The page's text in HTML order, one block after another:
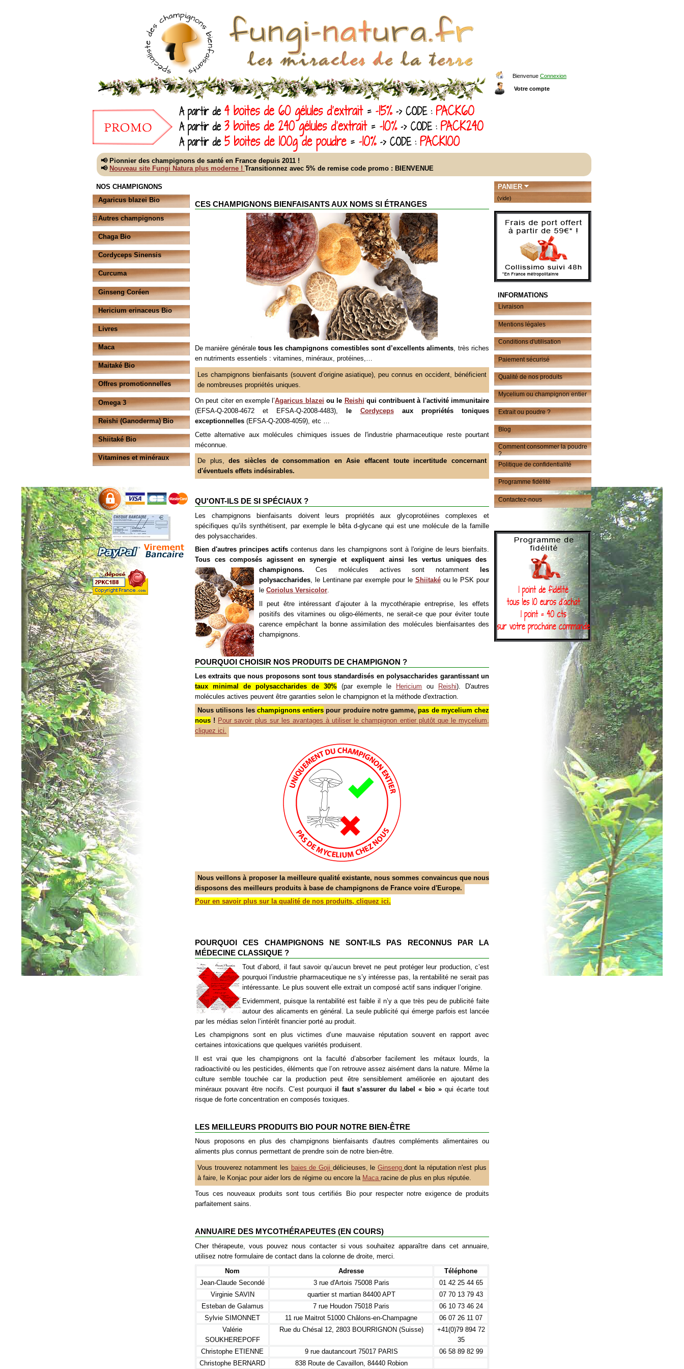
Bienvenue Connexion
Votre compte
📢 Pionnier des champignons de santé en France depuis 2011 !
📢 Nouveau site Fungi Natura plus moderne ! Transitionnez avec 5% de remise code promo : BIENVENUE
NOS CHAMPIGNONS
Agaricus blazei Bio
Autres champignons
Chaga Bio
Cordyceps Sinensis
Curcuma
Ginseng Coréen
Hericium erinaceus Bio
Livres
Maca
Maitaké Bio
Offres promotionnelles
Omega 3
Reishi (Ganoderma) Bio
Shiitaké Bio
Vitamines et minéraux
CES CHAMPIGNONS BIENFAISANTS AUX NOMS SI ÉTRANGES
De manière générale tous les champignons comestibles sont d’excellents aliments, très riches
en nutriments essentiels : vitamines, minéraux, protéines,…
Les champignons bienfaisants (souvent d’origine asiatique), peu connus en occident, bénéficient
de nombreuses propriétés uniques.
On peut citer en exemple l’Agaricus blazei ou le Reishi qui contribuent à l'activité immunitaire
(EFSA-Q-2008-4672 et EFSA-Q-2008-4483),
le Cordycepsaux propriétés toniques
exceptionnelles (EFSA-Q-2008-4059), etc …
Cette alternative aux molécules chimiques issues de l'industrie pharmaceutique reste pourtant
méconnue.
De plus,des siècles de consommation en Asie effacent toute incertitude concernant
d'éventuels effets indésirables.
QU'ONT-ILS DE SI SPÉCIAUX ?
Les champignons bienfaisants doivent leurs propriétés aux glycoprotéines complexes et
spécifiques qu’ils synthétisent, par exemple le bêta d-glycane qui est une molécule de la famille
des polysaccharides.
Bien d'autres principes actifs contenus dans les champignons sont à l'origine de leurs bienfaits.
Tous ces composés agissent en synergie et expliquent ainsi les vertus uniques des
champignons.
Ces molécules actives sont notamment
les
polysaccharides, le Lentinane par exemple pour le Shiitakéou le PSK pour
le Coriolus Versicolor.
Il peut être intéressant d’ajouter à la mycothérapie entreprise, les effets
positifs des vitamines ou oligo-éléments, ne serait-ce que pour éviter toute
carence empêchant la bonne assimilation des molécules bienfaisantes des
champignons.
POURQUOI CHOISIR NOS PRODUITS DE CHAMPIGNON ?
Les extraits que nous proposons sont tous standardisés en polysaccharides garantissant un
taux minimal de polysaccharides de 30%(par exemple le Hericium ou Reishi). D'autres
molécules actives peuvent être garanties selon le champignon et la méthode d'extraction.
Nous utilisons les champignons entiers pour produire notre gamme,pas de mycelium chez
nous ! Pour savoir plus sur les avantages à utiliser le champignon entier plutôt que le mycelium,
cliquez ici.
Nous veillons à proposer la meilleure qualité existante, nous sommes convaincus que nous
disposons des meilleurs produits à base de champignons de France voire d'Europe.
Pour en savoir plus sur la qualité de nos produits, cliquez ici.
POURQUOI CES CHAMPIGNONS NE SONT-ILS PAS RECONNUS PAR LA
MÉDECINE CLASSIQUE ?
Tout d’abord, il faut savoir qu’aucun brevet ne peut protéger leur production, c’est
pourquoi l’industrie pharmaceutique ne s’y intéresse pas, la rentabilité ne serait pas
intéressante. Le plus souvent elle extrait un composé actif sans indiquer l’origine.
Evidemment, puisque la rentabilité est faible il n’y a que très peu de publicité faite
autour des alicaments en général. La seule publicité qui émerge parfois est lancée
par les médias selon l’intérêt financier porté au produit.
Les champignons sont en plus victimes d’une mauvaise réputation souvent en rapport avec
certaines intoxications que quelques variétés produisent.
Il est vrai que les champignons ont la faculté d’absorber facilement les métaux lourds, la
radioactivité ou les pesticides, éléments que l’on retrouve assez aisément dans la nature. Même la
culture semble touchée car la production peut être sensiblement améliorée en ajoutant des
minéraux pouvant être nocifs. C’est pourquoi il faut s’assurer du label « bio » qui écarte tout
risque de forte concentration en composés toxiques.
LES MEILLEURS PRODUITS BIO POUR NOTRE BIEN-ÊTRE
Nous proposons en plus des champignons bienfaisants d'autres compléments alimentaires ou
aliments plus connus permettant de prendre soin de notre bien-être.
Vous trouverez notamment les baies de Goji délicieuses, le Ginsengdont la réputation n'est plus
à faire, le Konjac pour aider lors de régime ou encore la Maca racine de plus en plus réputée.
Tous ces nouveaux produits sont tous certifiés Bio pour respecter notre exigence de produits
parfaitement sains.
ANNUAIRE DES MYCOTHÉRAPEUTES (EN COURS)
Cher thérapeute, vous pouvez nous contacter si vous souhaitez apparaître dans cet annuaire,
utilisez notre formulaire de contact dans la colonne de droite, merci.
Nom
Adresse
Téléphone
Jean-Claude Secondé
3 rue d'Artois 75008 Paris
01 42 25 44 65
Virginie SAVIN
quartier st martian 84400 APT
07 70 13 79 43
Esteban de Galamus
7 rue Houdon 75018 Paris
06 10 73 46 24
Sylvie SIMONNET
11 rue Maitrot 51000 Châlons-en-Champagne
06 07 26 11 07
Valérie
SOUKHEREPOFF
Rue du Chésal 12, 2803 BOURRIGNON (Suisse)
+41(0)79 894 72
35
Christophe ETIENNE
9 rue dautancourt 75017 PARIS
06 58 89 82 99
Christophe BERNARD
838 Route de Cavaillon, 84440 Robion
PANIER
(vide)
INFORMATIONS
Livraison
Mentions légales
Conditions d'utilisation
Paiement sécurisé
Qualité de nos produits
Mycelium ou champignon entier
Extrait ou poudre ?
Blog
Comment consommer la poudre
?
Politique de confidentialité
Programme fidélité
Contactez-nous